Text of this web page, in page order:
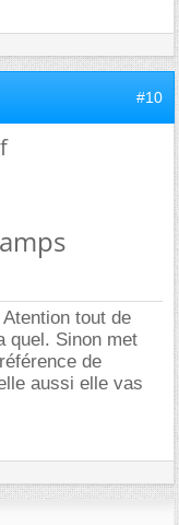
#10
tout de
quel. Sinon met
de
aussi elle vas